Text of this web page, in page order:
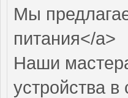
Мы
питания</a>
Наши
устройства